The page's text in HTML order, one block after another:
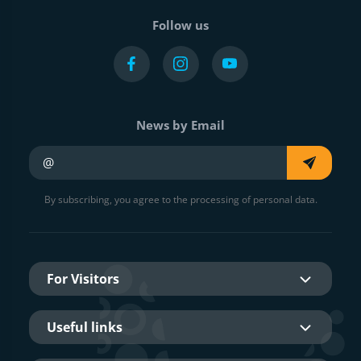
Follow us
News by Email
By subscribing, you agree to the processing of personal data.
For Visitors
Useful links